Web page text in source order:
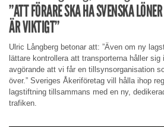
”ATT FÖRARE SKA HA SVENSKA
ÄR VIKTIGT”
Ulric Långberg betonar att: ”Även om ny
lättare kontrollera att transporterna håller
avgörande att vi får en tillsynsorganisation
över.” Sveriges Åkeriföretag vill hålla ihop
lagstiftning tillsammans med en ny,
trafiken.